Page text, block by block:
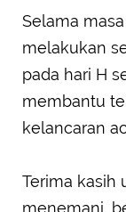
Selama
melakukan
pada hari H
membantu
kelancaran
Terima kasih
menemani,